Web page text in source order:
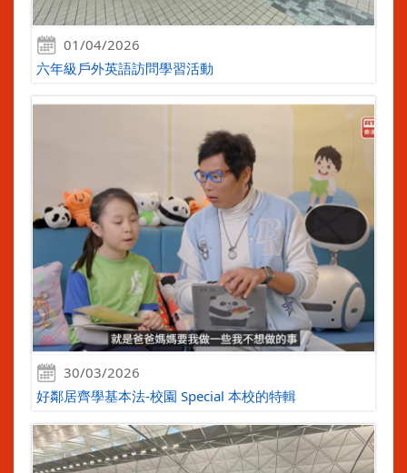
01/04/2026
六年級戶外英語訪問學習活動
30/03/2026
好鄰居齊學基本法-校園 Special 本校的特輯